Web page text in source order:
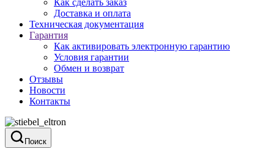
Как сделать заказ
Доставка и оплата
Техническая документация
Гарантия
Как активировать электронную гарантию
Условия гарантии
Обмен и возврат
Отзывы
Новости
Контакты
Поиск